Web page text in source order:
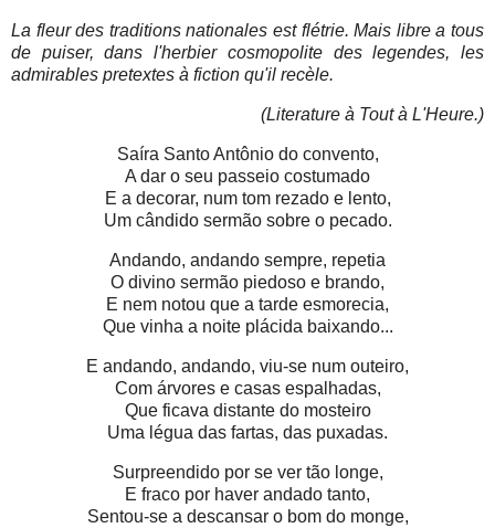
La fleur des traditions nationales est flétrie.Mais libre a tous
de puiser, dans l'herbier cosmopolite des legendes, les
admirables pretextes à fiction qu'il recèle.
(Literature à Tout à L'Heure.)
Saíra Santo Antônio do convento,
A dar o seu passeio costumado
E a decorar, num tom rezado e lento,
Um cândido sermão sobre o pecado.
Andando, andando sempre, repetia
O divino sermão piedoso e brando,
E nem notou que a tarde esmorecia,
Que vinha a noite plácida baixando...
E andando, andando, viu-se num outeiro,
Com árvores e casas espalhadas,
Que ficava distante do mosteiro
Uma légua das fartas, das puxadas.
Surpreendido por se ver tão longe,
E fraco por haver andado tanto,
Sentou-se a descansar o bom do monge,